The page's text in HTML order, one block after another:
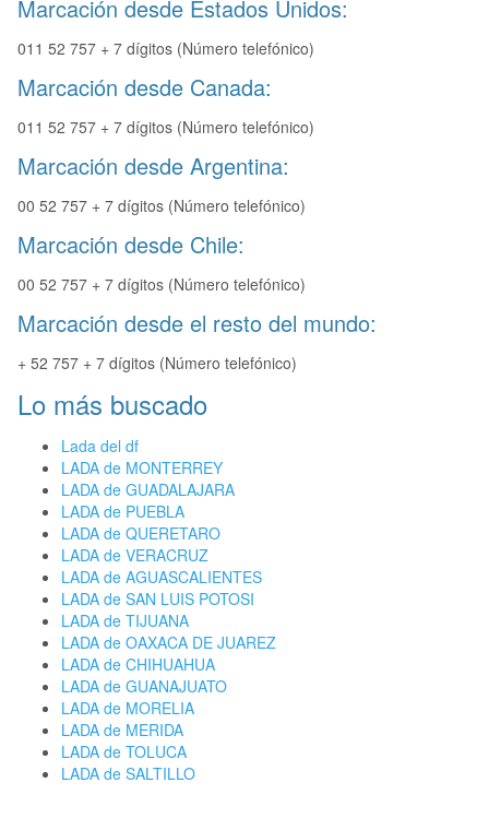
Marcación desde Estados Unidos:
011 52 757 + 7 dígitos (Número telefónico)
Marcación desde Canada:
011 52 757 + 7 dígitos (Número telefónico)
Marcación desde Argentina:
00 52 757 + 7 dígitos (Número telefónico)
Marcación desde Chile:
00 52 757 + 7 dígitos (Número telefónico)
Marcación desde el resto del mundo:
+ 52 757 + 7 dígitos (Número telefónico)
Lo más buscado
Lada del df
LADA de MONTERREY
LADA de GUADALAJARA
LADA de PUEBLA
LADA de QUERETARO
LADA de VERACRUZ
LADA de AGUASCALIENTES
LADA de SAN LUIS POTOSI
LADA de TIJUANA
LADA de OAXACA DE JUAREZ
LADA de CHIHUAHUA
LADA de GUANAJUATO
LADA de MORELIA
LADA de MERIDA
LADA de TOLUCA
LADA de SALTILLO